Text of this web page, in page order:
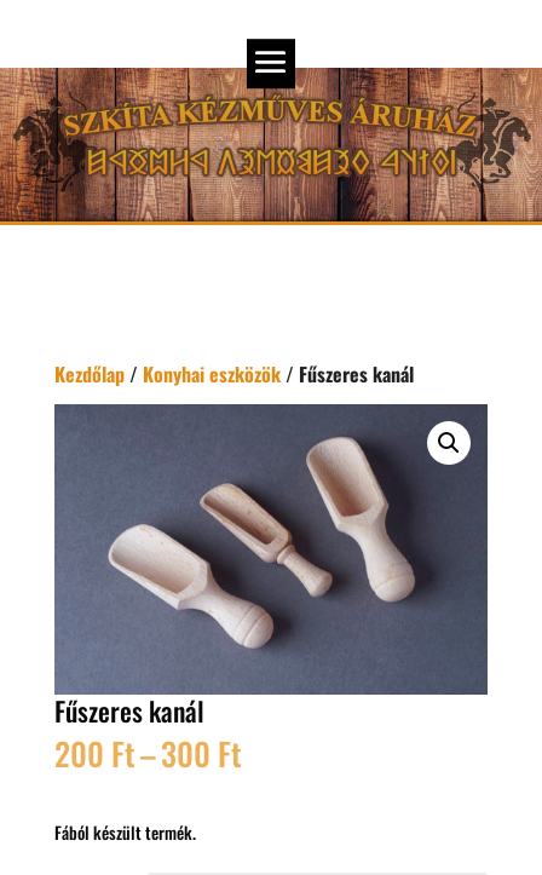
Kezdőlap/ Konyhai eszközök/ Fűszeres kanál
Fűszeres kanál
200 Ft–300 FtÁrtartomány:
200 Ft
Fából készült termék.